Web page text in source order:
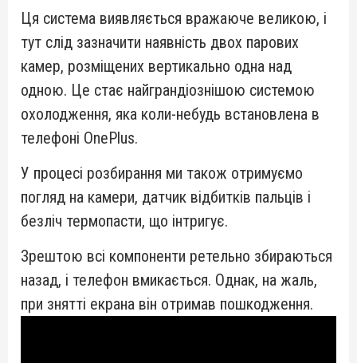
Ця система виявляється вражаюче великою, і
тут слід зазначити наявність двох парових
камер, розміщених вертикально одна над
одною. Це стає найграндіознішою системою
охолодження, яка коли-небудь встановлена в
телефоні OnePlus.
У процесі розбирання ми також отримуємо
погляд на камери, датчик відбитків пальців і
безліч термопасти, що інтригує.
Зрештою всі компоненти ретельно збираються
назад, і телефон вмикається. Однак, на жаль,
при знятті екрана він отримав пошкодження.